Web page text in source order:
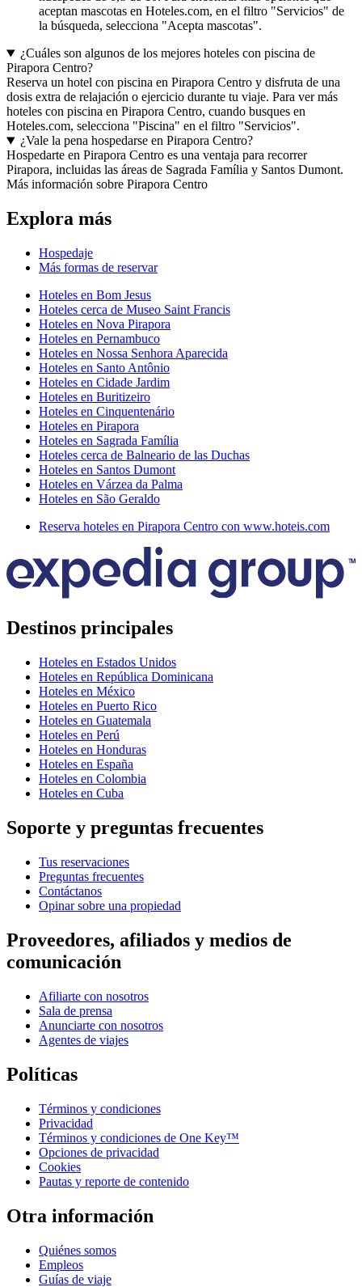
aceptan mascotas en Hoteles.com, en el filtro "Servicios" de
la búsqueda, selecciona "Acepta mascotas".
¿Cuáles son algunos de los mejores hoteles con piscina de
Pirapora Centro?
Reserva un hotel con piscina en Pirapora Centro y disfruta de una
dosis extra de relajación o ejercicio durante tu viaje. Para ver más
hoteles con piscina en Pirapora Centro, cuando busques en
Hoteles.com, selecciona "Piscina" en el filtro "Servicios".
¿Vale la pena hospedarse en Pirapora Centro?
Hospedarte en Pirapora Centro es una ventaja para recorrer
Pirapora, incluidas las áreas de Sagrada Família y Santos Dumont.
Más información sobre Pirapora Centro
Explora más
Hospedaje
Más formas de reservar
Hoteles en Bom Jesus
Hoteles cerca de Museo Saint Francis
Hoteles en Nova Pirapora
Hoteles en Pernambuco
Hoteles en Nossa Senhora Aparecida
Hoteles en Santo Antônio
Hoteles en Cidade Jardim
Hoteles en Buritizeiro
Hoteles en Cinquentenário
Hoteles en Pirapora
Hoteles en Sagrada Família
Hoteles cerca de Balneario de las Duchas
Hoteles en Santos Dumont
Hoteles en Várzea da Palma
Hoteles en São Geraldo
Reserva hoteles en Pirapora Centro con www.hoteis.com
Destinos principales
Hoteles en Estados Unidos
Hoteles en República Dominicana
Hoteles en México
Hoteles en Puerto Rico
Hoteles en Guatemala
Hoteles en Perú
Hoteles en Honduras
Hoteles en España
Hoteles en Colombia
Hoteles en Cuba
Soporte y preguntas frecuentes
Tus reservaciones
Preguntas frecuentes
Contáctanos
Opinar sobre una propiedad
Proveedores, afiliados y medios de
comunicación
Afiliarte con nosotros
Sala de prensa
Anunciarte con nosotros
Agentes de viajes
Políticas
Términos y condiciones
Privacidad
Términos y condiciones de One Key™
Opciones de privacidad
Cookies
Pautas y reporte de contenido
Otra información
Quiénes somos
Empleos
Guías de viaje